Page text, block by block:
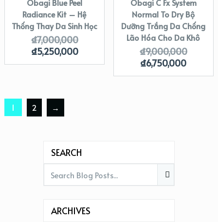
SALE!
Obagi Blue Peel
Radiance Kit – Hệ
Thống Thay Da Sinh Học
₫7,000,000
₫5,250,000
SALE!
Obagi C Fx System
Normal To Dry Bộ
Dưỡng Trắng Da Chống
Lão Hóa Cho Da Khô
₫9,000,000
₫6,750,000
1 2 →
SEARCH
ARCHIVES